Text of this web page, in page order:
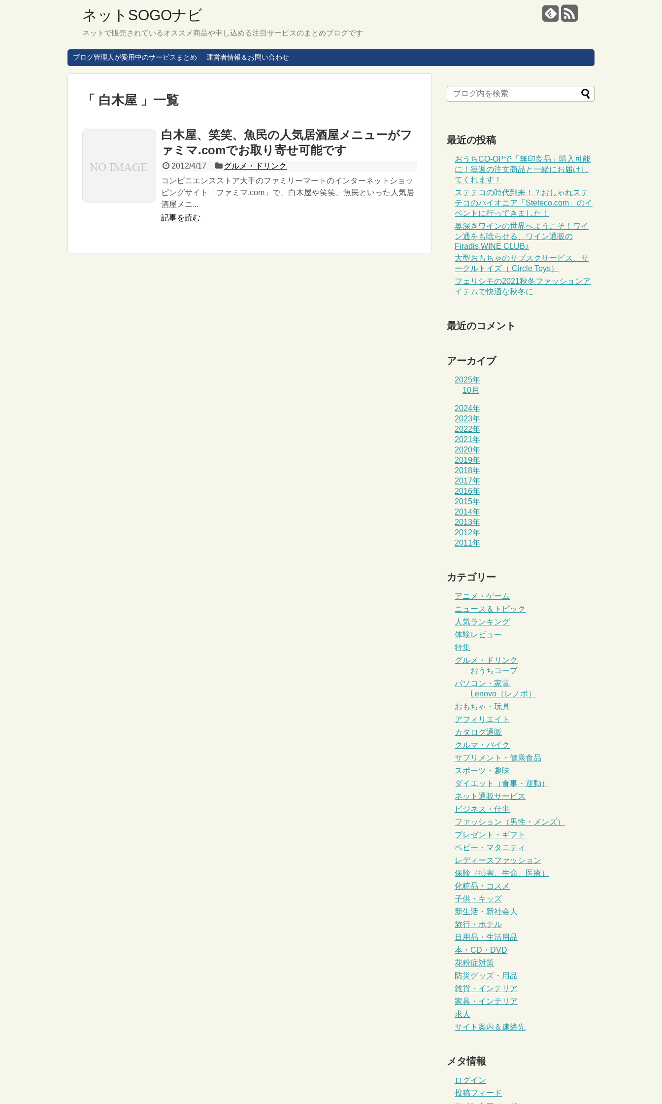
ネットSOGOナビ
ネットで販売されているオススメ商品や申し込める注目サービスのまとめブログです
ブログ管理人が愛用中のサービスまとめ 運営者情報＆お問い合わせ
「 白木屋 」一覧
白木屋、笑笑、魚民の人気居酒屋メニューがフ
ァミマ.comでお取り寄せ可能です
2012/4/17
グルメ・ドリンク
コンビニエンスストア大手のファミリーマートのインターネットショッ
ピングサイト「ファミマ.com」で、白木屋や笑笑、魚民といった人気居
酒屋メニ...
記事を読む
最近の投稿
おうちCO-OPで「無印良品」購入可能
に！毎週の注文商品と一緒にお届けし
てくれます！
ステテコの時代到来！？おしゃれステ
テコのパイオニア「Steteco.com」のイ
ベントに行ってきました！
奥深きワインの世界へようこそ！ワイ
ン通をも唸らせる、ワイン通販の
Firadis WINE CLUB♪
大型おもちゃのサブスクサービス、サ
ークルトイズ（ Circle Toys）
フェリシモの2021秋冬ファッションア
イテムで快適な秋冬に
最近のコメント
アーカイブ
2025年
10月
2024年
2023年
2022年
2021年
2020年
2019年
2018年
2017年
2016年
2015年
2014年
2013年
2012年
2011年
カテゴリー
アニメ・ゲーム
ニュース＆トピック
人気ランキング
体験レビュー
特集
グルメ・ドリンク
おうちコープ
パソコン・家電
Lenovo（レノボ）
おもちゃ・玩具
アフィリエイト
カタログ通販
クルマ・バイク
サプリメント・健康食品
スポーツ・趣味
ダイエット（食事・運動）
ネット通販サービス
ビジネス・仕事
ファッション（男性・メンズ）
プレゼント・ギフト
ベビー・マタニティ
レディースファッション
保険（損害、生命、医療）
化粧品・コスメ
子供・キッズ
新生活・新社会人
旅行・ホテル
日用品・生活用品
本・CD・DVD
花粉症対策
防災グッズ・用品
雑貨・インテリア
家具・インテリア
求人
サイト案内＆連絡先
メタ情報
ログイン
投稿フィード